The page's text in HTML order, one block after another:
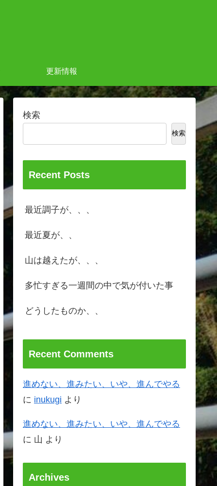
更新情報
検索
検索
Recent Posts
最近調子が、、、
最近夏が、、
山は越えたが、、、
多忙すぎる一週間の中で気が付いた事
どうしたものか、、
Recent Comments
進めない、進みたい、いや、進んでやる
に inukugi より
進めない、進みたい、いや、進んでやる
に 山 より
Archives